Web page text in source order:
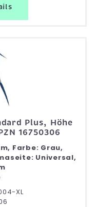
Plus, Höhe
16750306
Farbe: Grau,
Universal,
XL